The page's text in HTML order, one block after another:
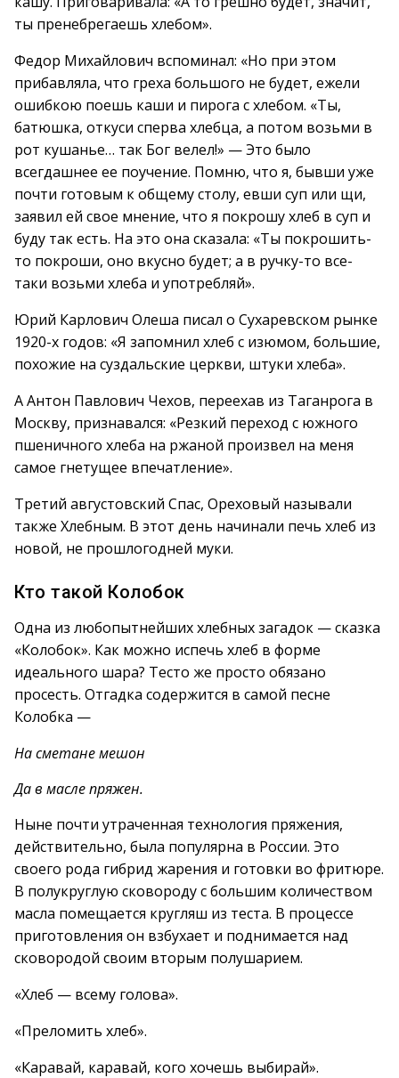
ты пренебрегаешь хлебом».
Федор Михайлович вспоминал: «Но при этом
прибавляла, что греха большого не будет, ежели
ошибкою поешь каши и пирога с хлебом. «Ты,
батюшка, откуси сперва хлебца, а потом возьми в
рот кушанье… так Бог велел!» — Это было
всегдашнее ее поучение. Помню, что я, бывши уже
почти готовым к общему столу, евши суп или щи,
заявил ей свое мнение, что я покрошу хлеб в суп и
буду так есть. На это она сказала: «Ты покрошить-
то покроши, оно вкусно будет; а в ручку-то все-
таки возьми хлеба и употребляй».
Юрий Карлович Олеша писал о Сухаревском рынке
1920-х годов: «Я запомнил хлеб с изюмом, большие,
похожие на суздальские церкви, штуки хлеба».
А Антон Павлович Чехов, переехав из Таганрога в
Москву, признавался: «Резкий переход с южного
пшеничного хлеба на ржаной произвел на меня
самое гнетущее впечатление».
Третий августовский Спас, Ореховый называли
также Хлебным. В этот день начинали печь хлеб из
новой, не прошлогодней муки.
Кто такой Колобок
Одна из любопытнейших хлебных загадок — сказка
«Колобок». Как можно испечь хлеб в форме
идеального шара? Тесто же просто обязано
просесть. Отгадка содержится в самой песне
Колобка —
На сметане мешон
Да в масле пряжен.
Ныне почти утраченная технология пряжения,
действительно, была популярна в России. Это
своего рода гибрид жарения и готовки во фритюре.
В полукруглую сковороду с большим количеством
масла помещается кругляш из теста. В процессе
приготовления он взбухает и поднимается над
сковородой своим вторым полушарием.
«Хлеб — всему голова».
«Преломить хлеб».
«Каравай, каравай, кого хочешь выбирай».